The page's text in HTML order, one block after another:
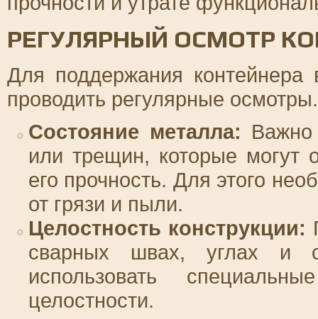
РЕГУЛЯРНЫЙ ОСМОТР
Для поддержания контейнера
проводить регулярные
Состояние металла: Важно
или трещин, которые могут
его прочность. Для этого
от грязи и пыли.
Целостность конструкции:
сварных швах, углах и
использовать
целостности.